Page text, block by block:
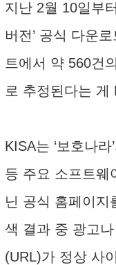
지난 2월 10일부
버전’ 공식 다운
트에서 약 560건
로 추정된다는 게
KISA는 ‘보호나
등 주요 소프트웨
닌 공식 홈페이지
색 결과 중 광고
(URL)가 정상 사